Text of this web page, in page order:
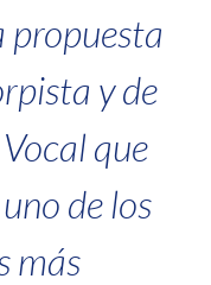
propuesta
y de
que
de los
más